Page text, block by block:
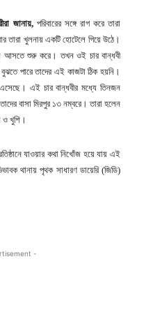
জানায়,পরিবারের সঙ্গে রাগ করে তারা
তারা খুলনায় একটি হোটেলে গিয়ে উঠে।
আসতে শুরু করে। তখন ওই চার বান্ধবী
পারে তাদের এই কাজটা ঠিক হয়নি।
এই চার বান্ধবীর মধ্যে তিনজন
বাসা মিরপুর ১৩ নম্বরে। তারা হলেন
ও খুশি।
যাওয়ার কথা নিখোঁজ হয়ে যায় এই
থানায় পৃথক সাধারণ ডায়েরি (জিডি)
-